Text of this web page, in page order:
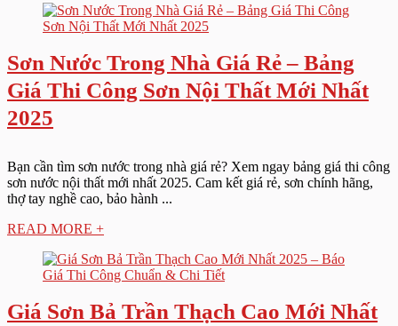
Sơn Nước Trong Nhà Giá Rẻ – Bảng
Giá Thi Công Sơn Nội Thất Mới Nhất
2025
Bạn cần tìm sơn nước trong nhà giá rẻ? Xem ngay bảng giá thi công
sơn nước nội thất mới nhất 2025. Cam kết giá rẻ, sơn chính hãng,
thợ tay nghề cao, bảo hành ...
READ MORE +
Giá Sơn Bả Trần Thạch Cao Mới Nhất